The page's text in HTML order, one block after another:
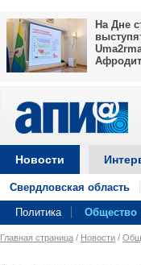
На Дне
Новости
Свердловская область
Политика Общество
Главная страница / Новости /